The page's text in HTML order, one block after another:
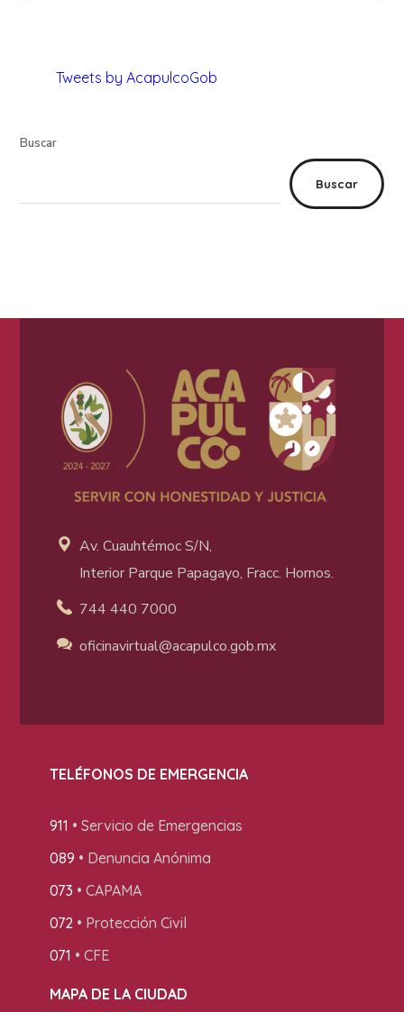
Tweets by AcapulcoGob
Buscar
Buscar
Av. Cuauhtémoc S/N,
Interior Parque Papagayo, Fracc. Hornos.
744 440 7000
oficinavirtual@acapulco.gob.mx
TELÉFONOS DE EMERGENCIA
911 • Servicio de Emergencias
089 • Denuncia Anónima
073 • CAPAMA
072 • Protección Civil
071 • CFE
MAPA DE LA CIUDAD